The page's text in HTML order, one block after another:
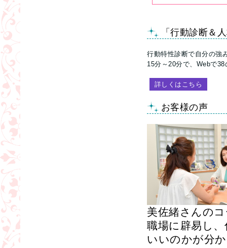
「行動診断＆
行動特性診断で自分の強
15分～20分で、Webで
詳しくはこちら
お客様の声
美佐緒さんの
職場に辟易し
いいのかが分